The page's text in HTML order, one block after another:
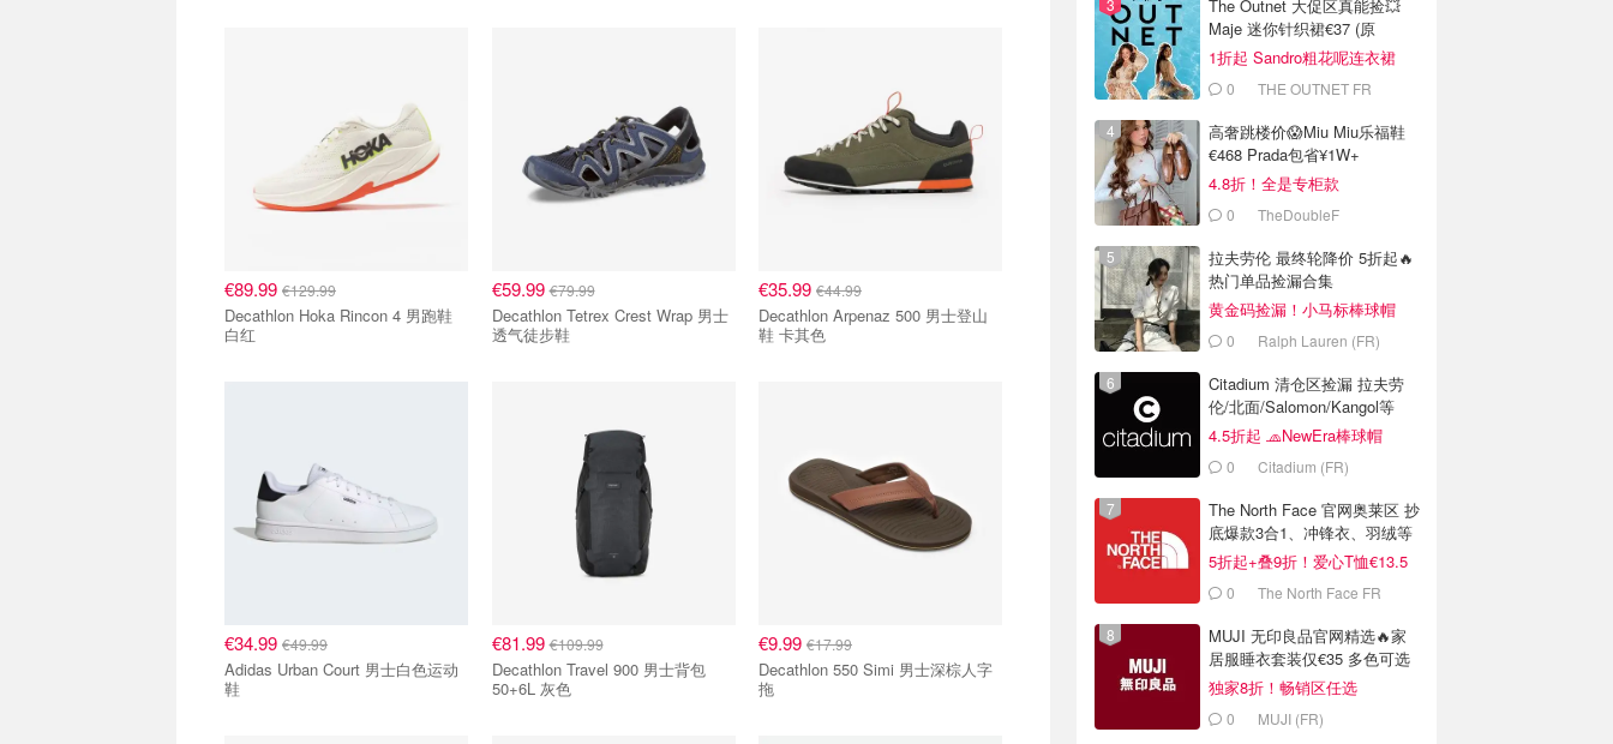
€89.99 €129.99
Decathlon Hoka Rincon 4 男跑鞋
白红
€59.99€79.99
Decathlon Tetrex Crest Wrap 男士
透气徒步鞋
€35.99 €44.99
Decathlon Arpenaz 500 男士登山
鞋 卡其色
€34.99 €49.99
Adidas Urban Court 男士白色运动
鞋
€81.99€109.99
Decathlon Travel 900 男士背包
50+6L 灰色
€9.99 €17.99
Decathlon 550 Simi 男士深棕人字
拖
The Outnet 大促区真能捡💥
Maje 迷你针织裙€37 (原
€175）
1折起 Sandro粗花呢连衣裙
€820 THE OUTNET FR
高奢跳楼价😱Miu Miu乐福鞋
€468 Prada包省¥1W+
4.8折！全是专柜款
0 TheDoubleF
拉夫劳伦 最终轮降价 5折起🔥
热门单品捡漏合集
黄金码捡漏！小马标棒球帽
€280 Ralph Lauren (FR)
Citadium 清仓区捡漏 拉夫劳
伦/北面/Salomon/Kangol等
4.5折起 🧢NewEra棒球帽
€18.2
0 Citadium (FR)
The North Face 官网奥莱区 抄
底爆款3合1、冲锋衣、羽绒等
5折起+叠9折！爱心T恤€13.5
0 The North Face FR
MUJI 无印良品官网精选🔥家
居服睡衣套装仅€35 多色可选
独家8折！畅销区任选
0 MUJI (FR)